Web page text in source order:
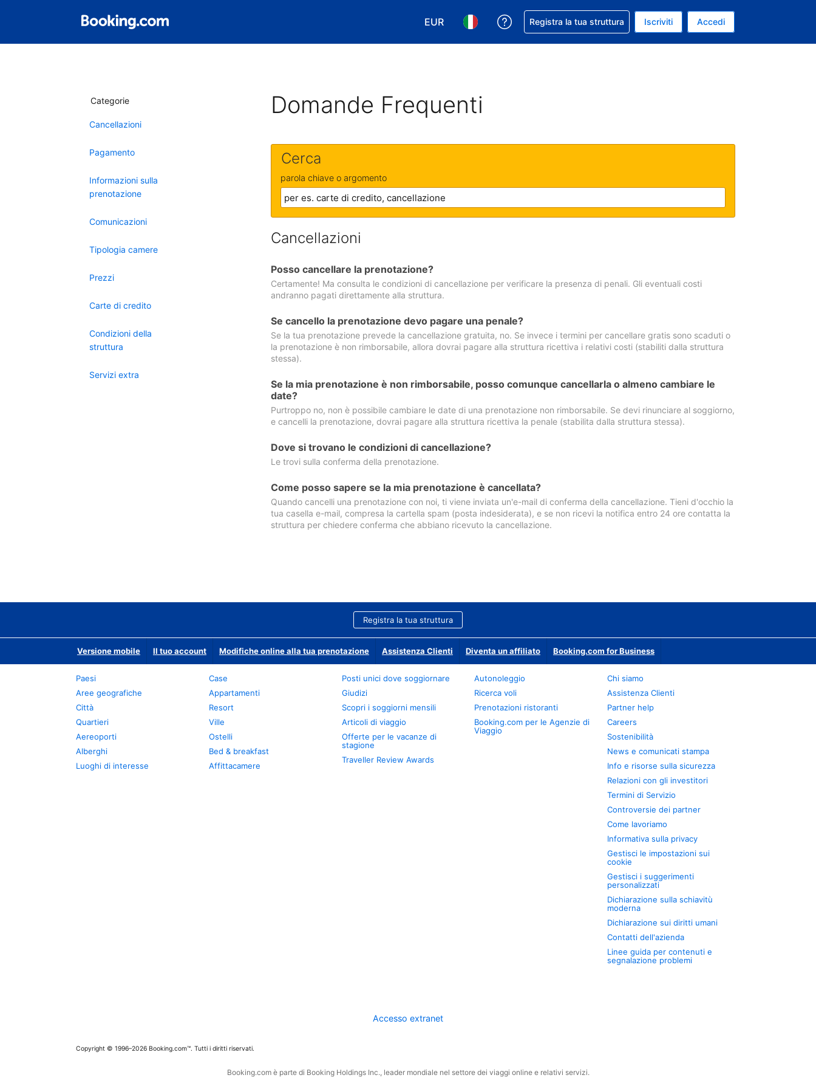
EUR
Scegli la tua valuta. Valuta attuale: Euro
Scegli la tua lingua. Lingua attuale: Italiano
Ricevi aiuto con la prenotazione
Registra la tua struttura Iscriviti Accedi
Categorie
Cancellazioni
Pagamento
Informazioni sulla
prenotazione
Comunicazioni
Tipologia camere
Prezzi
Carte di credito
Condizioni della
struttura
Servizi extra
Domande Frequenti
Cerca
parola chiave o argomento
Cancellazioni
Posso cancellare la prenotazione?
Certamente! Ma consulta le condizioni di cancellazione per verificare la presenza di penali. Gli eventuali costi
andranno pagati direttamente alla struttura.
Se cancello la prenotazione devo pagare una penale?
Se la tua prenotazione prevede la cancellazione gratuita, no. Se invece i termini per cancellare gratis sono scaduti o
la prenotazione è non rimborsabile, allora dovrai pagare alla struttura ricettiva i relativi costi (stabiliti dalla struttura
stessa).
Se la mia prenotazione è non rimborsabile, posso comunque cancellarla o almeno cambiare le
date?
Purtroppo no, non è possibile cambiare le date di una prenotazione non rimborsabile. Se devi rinunciare al soggiorno,
e cancelli la prenotazione, dovrai pagare alla struttura ricettiva la penale (stabilita dalla struttura stessa).
Dove si trovano le condizioni di cancellazione?
Le trovi sulla conferma della prenotazione.
Come posso sapere se la mia prenotazione è cancellata?
Quando cancelli una prenotazione con noi, ti viene inviata un'e-mail di conferma della cancellazione. Tieni d'occhio la
tua casella e-mail, compresa la cartella spam (posta indesiderata), e se non ricevi la notifica entro 24 ore contatta la
struttura per chiedere conferma che abbiano ricevuto la cancellazione.
Registra la tua struttura
Versione mobile Il tuo account Modifiche online alla tua prenotazione Assistenza Clienti Diventa un affiliato Booking.com for Business
Paesi
Aree geografiche
Città
Quartieri
Aereoporti
Alberghi
Luoghi di interesse
Case
Appartamenti
Resort
Ville
Ostelli
Bed & breakfast
Affittacamere
Posti unici dove soggiornare
Giudizi
Scopri i soggiorni mensili
Articoli di viaggio
Offerte per le vacanze di
stagione
Traveller Review Awards
Autonoleggio
Ricerca voli
Prenotazioni ristoranti
Booking.com per le Agenzie di
Viaggio
Chi siamo
Assistenza Clienti
Partner help
Careers
Sostenibilità
News e comunicati stampa
Info e risorse sulla sicurezza
Relazioni con gli investitori
Termini di Servizio
Controversie dei partner
Come lavoriamo
Informativa sulla privacy
Gestisci le impostazioni sui
cookie
Gestisci i suggerimenti
personalizzati
Dichiarazione sulla schiavitù
moderna
Dichiarazione sui diritti umani
Contatti dell'azienda
Linee guida per contenuti e
segnalazione problemi
Accesso extranet
Copyright © 1996–2026 Booking.com™. Tutti i diritti riservati.
Booking.com è parte di Booking Holdings Inc., leader mondiale nel settore dei viaggi online e relativi servizi.